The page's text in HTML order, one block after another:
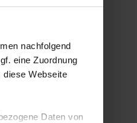
nachfolgend
eine Zuordnung
diese Webseite
Daten von